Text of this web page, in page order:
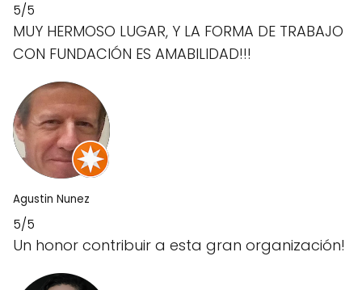
5/5
MUY HERMOSO LUGAR, Y LA FORMA DE TRABAJO
CON FUNDACIÓN ES AMABILIDAD!!!
Agustin Nunez
5/5
Un honor contribuir a esta gran organización!